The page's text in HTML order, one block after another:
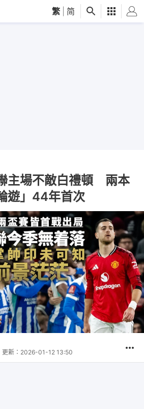
繁 简
主場不敵白禮頓 兩本
遊」44年首次
更新： 2026-01-12 13:50